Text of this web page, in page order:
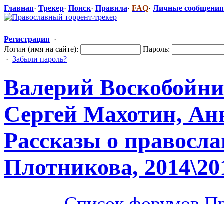
Главная· Трекер· Поиск· Правила· FAQ· Личные сообщения
Регистрация ·
Логин (имя на сайте):
Пароль:
· Забыли пароль?
Валерий
Сергей Махотин,
Рассказы о
Плотникова,